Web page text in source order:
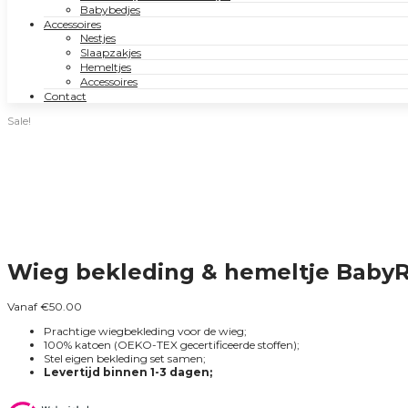
Babybedjes
Accessoires
Nestjes
Slaapzakjes
Hemeltjes
Accessoires
Contact
Sale!
Wieg bekleding & hemeltje
Vanaf €50.00
Prachtige wiegbekleding voor de wieg;
100% katoen (OEKO-TEX gecertificeerde stoffen);
Stel eigen bekleding set samen;
Levertijd binnen 1-3 dagen;